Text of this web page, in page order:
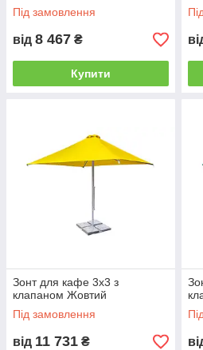
Під замовлення
від 8 467 ₴
Купити
Зонт для кафе 3х3 з
клапаном Жовтий
Під замовлення
від 11 731 ₴